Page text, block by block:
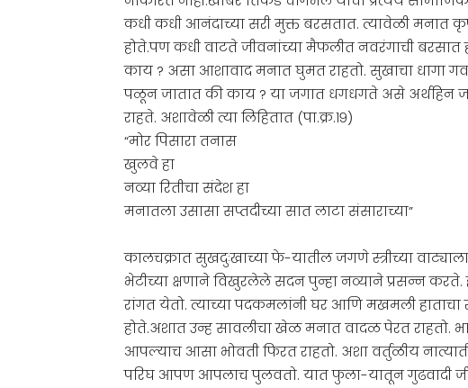
कधी कधी आनंदाच्या सरी मुक्त बरसतात. त्यावेळी मनात
होते.पण कधी वाटते जीवनांच्या मैफलीत नवरंगाची बरसात
काय ? असा आशावाद मनात घुमत राहतो. सुखाचा धागा
पळून जातात की काय ? या जगात धगधगते असे अर्थहिन
राहते. अशावेळी त्या लिहितात (पा.क्र.१९)
“मोर पिसारा तनास
खुलवे हा
नव्या रितीचा संदेश हा
मनातला उसासा सप्तदीच्या सात लाटा संसाराच्या”
कालचक्रात सुखदुःखाच्या फे-यातील जगणे स्त्रीच्या
भेटीच्या क्षणाने विखुरलेले सदन पुन्हा नव्याने प्रसन्न
रांगत येतो. त्याच्या पदकमलांनी घर आणि मखमली
होते.अशात उन्ह सावलीचा खेळ मनात वादळ पेरत राहतो.
आपल्याच आसा भोवती फिरत राहतो. अशा वर्तुळीय
परिघ आपण आपलाच पुलवतो. यात फुला-यातून गुढवादी